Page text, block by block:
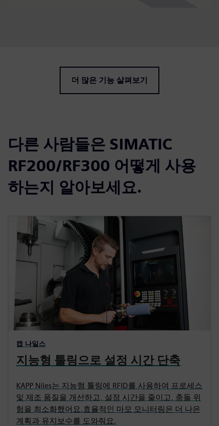
더 많은 기능 살펴보기
다른 사람들은 SIMATIC
RF200/RF300 어떻게 사용
하는지 알아보세요.
캡 나일스
지능형 툴링으로 설정 시간 단축
KAPP Niles는 지능형 툴링에 RFID를 사용하여 프로세스
및 제조 품질을 개선하고, 설정 시간을 줄이고, 충돌 위
험을 최소화했어요.효율적인 마모 모니터링은 더 나은
계획과 유지보수를 도와줘요.